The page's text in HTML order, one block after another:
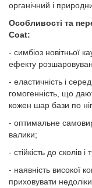
органічний і
Особливості та
Coat:
- симбіоз новітньої
ефекту
- еластичність і
гомогенність, що
кожен шар бази по
- оптимальне
валики;
- стійкість до сколів і
- наявність високої
приховувати